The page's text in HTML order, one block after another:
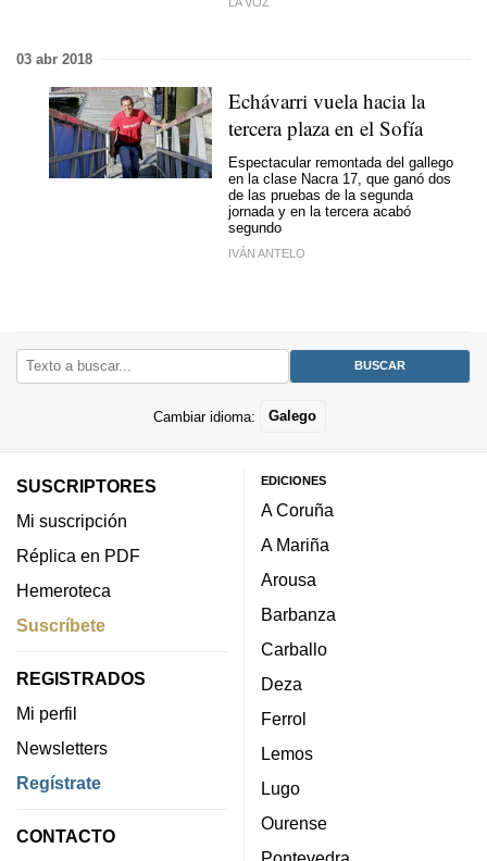
03 abr 2018
Echávarri vuela hacia la
tercera plaza en el Sofía
Espectacular remontada del gallego
en la clase Nacra 17, que ganó dos
de las pruebas de la segunda
jornada y en la tercera acabó
segundo
IVÁN ANTELO
Cambiar idioma: Galego
SUSCRIPTORES
Mi suscripción
Réplica en PDF
Hemeroteca
Suscríbete
REGISTRADOS
Mi perfil
Newsletters
Regístrate
CONTACTO
EDICIONES
A Coruña
A Mariña
Arousa
Barbanza
Carballo
Deza
Ferrol
Lemos
Lugo
Ourense